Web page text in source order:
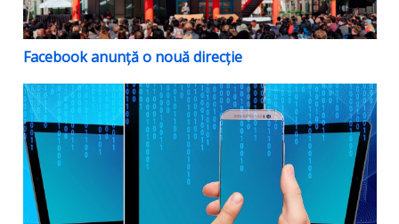
Facebook anunță o nouă direcție
Cum să ieși de la distanță (remote) din contul tău de